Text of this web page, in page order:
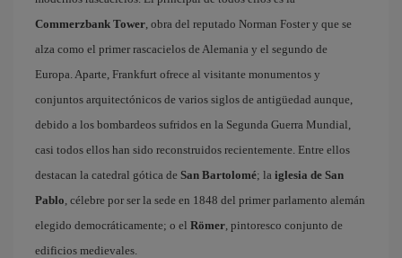
Commerzbank Tower, obra del reputado Norman Foster y que se
alza como el primer rascacielos de Alemania y el segundo de
Europa. Aparte, Frankfurt ofrece al visitante monumentos y
conjuntos arquitectónicos de varios siglos de antigüedad aunque,
debido a los bombardeos sufridos en la Segunda Guerra Mundial,
casi todos ellos han sido reconstruidos recientemente. Entre ellos
destacan la catedral gótica de San Bartolomé; la iglesia de San
Pablo, célebre por ser la sede en 1848 del primer parlamento alemán
elegido democráticamente; o el Römer, pintoresco conjunto de
edificios medievales.